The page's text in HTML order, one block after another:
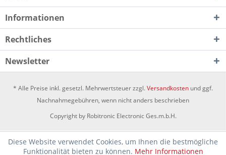
Informationen
Rechtliches
Newsletter
* Alle Preise inkl. gesetzl. Mehrwertsteuer zzgl.Versandkosten und ggf.
Nachnahmegebühren, wenn nicht anders beschrieben
Copyright by Robitronic Electronic Ges.m.b.H.
Diese Website verwendet Cookies, um Ihnen die bestmögliche
Funktionalität bieten zu können. Mehr Informationen